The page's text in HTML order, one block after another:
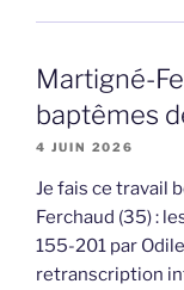
Martigné-
baptêmes
4 JUIN 2026
Je fais ce travail
Ferchaud (35) :
155-201 par
retranscription